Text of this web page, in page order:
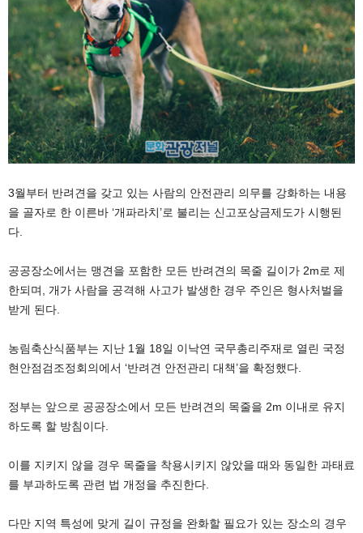
3월부터 반려견을 갖고 있는 사람의 안전관리 의무를 강화하는 내용
을 골자로 한 이른바 ‘개파라치’로 불리는 신고포상금제도가 시행된
다.
공공장소에서는 맹견을 포함한 모든 반려견의 목줄 길이가 2m로 제
한되며, 개가 사람을 공격해 사고가 발생한 경우 주인은 형사처벌을
받게 된다.
농림축산식품부는 지난 1월 18일 이낙연 국무총리주재로 열린 국정
현안점검조정회의에서 ‘반려견 안전관리 대책’을 확정했다.
정부는 앞으로 공공장소에서 모든 반려견의 목줄을 2m 이내로 유지
하도록 할 방침이다.
이를 지키지 않을 경우 목줄을 착용시키지 않았을 때와 동일한 과태료
를 부과하도록 관련 법 개정을 추진한다.
다만 지역 특성에 맞게 길이 규정을 완화할 필요가 있는 장소의 경우